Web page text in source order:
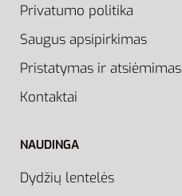
Privatumo politika
Saugus apsipirkimas
Pristatymas ir atsiėmimas
Kontaktai
NAUDINGA
Dydžių lentelės